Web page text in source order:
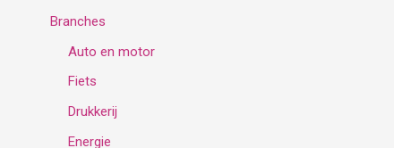
e
Branches
Auto en motor
Fiets
Drukkerij
Energie